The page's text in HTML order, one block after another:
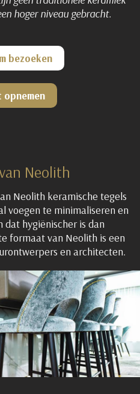
hoger niveau gebracht.
bezoeken
opnemen
Neolith
Neolith keramische tegels
voegen te minimaliseren en
hygiënischer is dan
formaat van Neolith is een
en architecten.